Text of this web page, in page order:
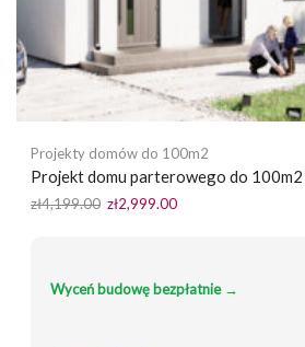
Projekty domów do 100m2
Projekt domu parterowego do 100m2
zł4,199.00 Pierwotna
zł2,999.00Aktualna
Wyceń budowę bezpłatnie →